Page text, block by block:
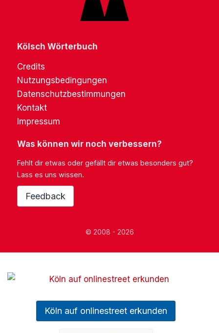
Kölsch Wörterbuch
Credits
Nutzungsbedingungen
Datenschutzbestimmungen
Kontakt
Impressum
Was können wir noch verbessern?
Fehlt dir etwas oder gefällt dir etwas besonders gut?
Lass es uns wissen.
Feedback
© 2008 - 2026
Köln auf onlinestreet erkunden